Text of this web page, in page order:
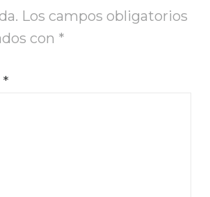
Los campos obligatorios
con *
*